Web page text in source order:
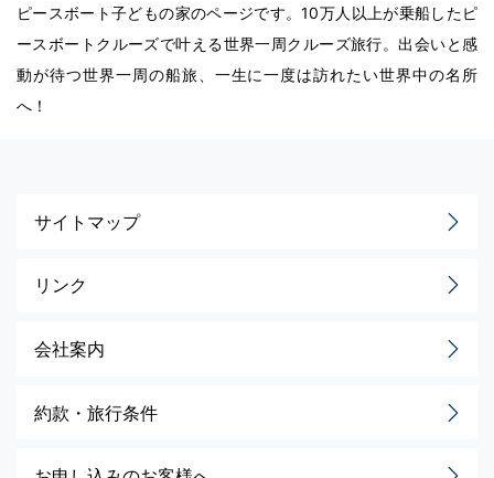
ピースボート子どもの家のページです。10万人以上が乗船したピ
ースボートクルーズで叶える世界一周クルーズ旅行。出会いと感
動が待つ世界一周の船旅、一生に一度は訪れたい世界中の名所
へ！
サイトマップ
リンク
会社案内
約款・旅行条件